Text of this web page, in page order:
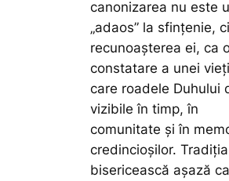
canonizarea nu este
„adaos” la sfințenie, ci
recunoașterea ei, ca
constatare a unei
care roadele Duhului
vizibile în timp, în
comunitate și în
credincioșilor. Tradiția
bisericească așază ca